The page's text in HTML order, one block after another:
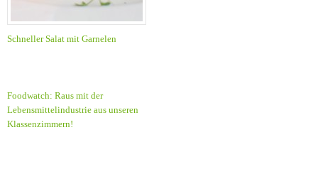
Schneller Salat mit Garnelen
Foodwatch: Raus mit der
Lebensmittelindustrie aus unseren
Klassenzimmern!